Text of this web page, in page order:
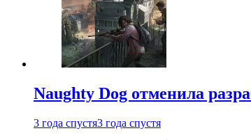
Naughty Dog отменила
3 года спустя3 года спустя